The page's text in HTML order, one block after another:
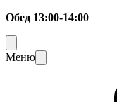
Обед 13:00-14:00
Меню